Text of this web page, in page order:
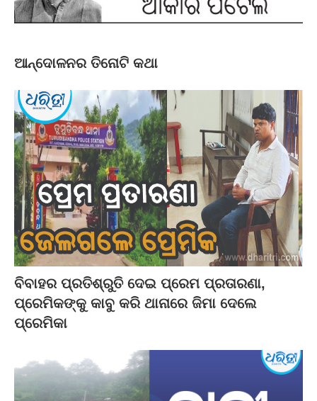
ଆନ୍ଦୋଳନର ତିନୋଟି କଥା
ବିବାହର ପ୍ରତିଶ୍ରୁତି ଦେଇ ପ୍ରେମ ପ୍ରତାରଣା,
ପ୍ରେମିକଙ୍କୁ କାବୁ କରି ଥାନାରେ ଜିମା ଦେଲେ
ପ୍ରେମିକା